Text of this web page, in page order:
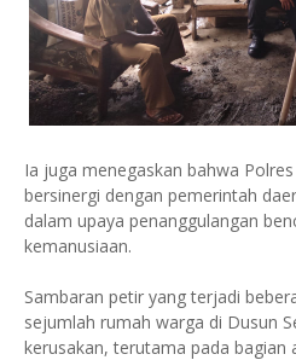
Ia juga menegaskan bahwa
bersinergi dengan pemerintah
dalam upaya penanggulangan
kemanusiaan.
Sambaran petir yang terjadi
sejumlah rumah warga di Dusun
kerusakan, terutama pada bagian